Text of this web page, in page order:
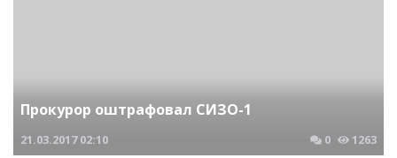
Прокурор оштрафовал СИЗО-1
21.03.2017 02:10 0 1263